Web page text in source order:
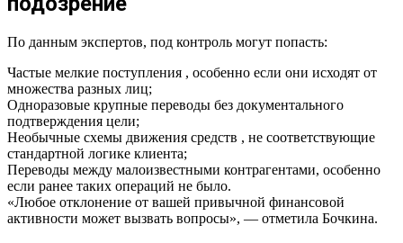
По данным экспертов, под контроль могут попасть:
Частые мелкие поступления , особенно если они исходят от
множества разных лиц;
Одноразовые крупные переводы без документального
подтверждения цели;
Необычные схемы движения средств , не соответствующие
стандартной логике клиента;
Переводы между малоизвестными контрагентами, особенно
если ранее таких операций не было.
«Любое отклонение от вашей привычной финансовой
активности может вызвать вопросы», — отметила Бочкина.